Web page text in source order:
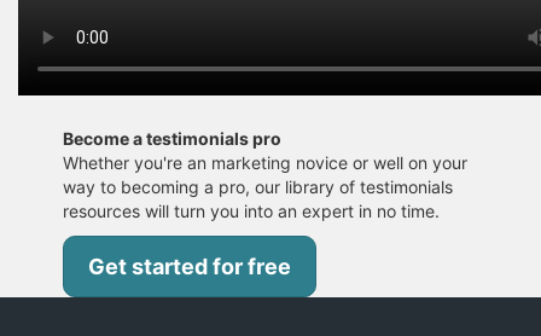
Become a testimonials pro
Whether you're an marketing novice or well on your
way to becoming a pro, our library of testimonials
resources will turn you into an expert in no time.
Get started for free